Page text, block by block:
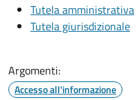
Tutela amministrativa
Tutela giurisdizionale
Argomenti:
Accesso all'informazione